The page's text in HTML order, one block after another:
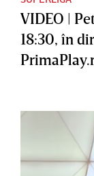
VIDEO |
18:30, în